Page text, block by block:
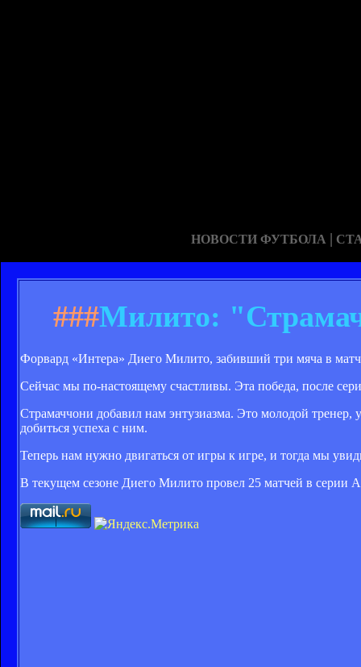
НОВОСТИ ФУТБОЛА |
###Милито:
Форвард «Интера» Диего Милито, забивший три мяча в
Сейчас мы по-настоящему счастливы. Эта победа, после
Страмаччони добавил нам энтузиазма. Это молодой тренер,
добиться успеха с ним.
Теперь нам нужно двигаться от игры к игре, и тогда мы
В текущем сезоне Диего Милито провел 25 матчей в серии